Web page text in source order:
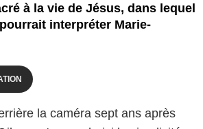
à la vie de Jésus, dans lequel
interpréter Marie-
la caméra sept ans après